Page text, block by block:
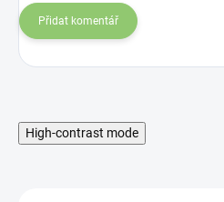
Přidat komentář
High-contrast mode